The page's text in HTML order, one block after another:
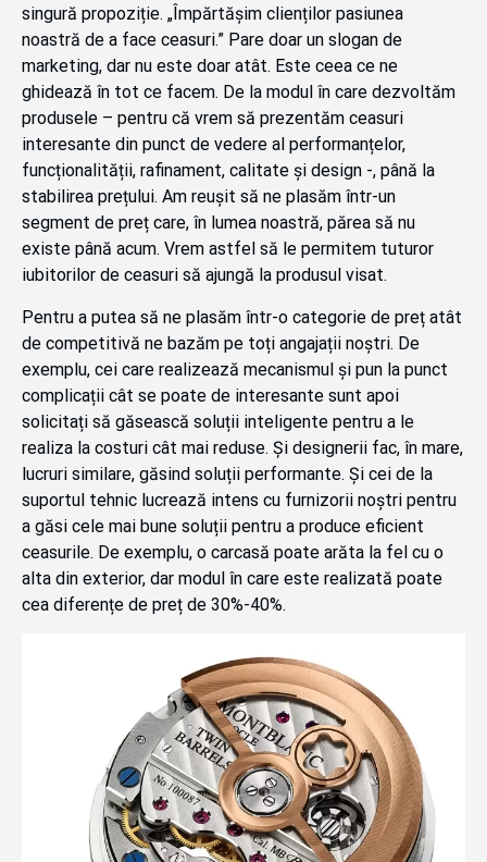
singură propoziție. „Împărtășim clienților pasiunea
noastră de a face ceasuri.” Pare doar un slogan de
marketing, dar nu este doar atât. Este ceea ce ne
ghidează în tot ce facem. De la modul în care dezvoltăm
produsele – pentru că vrem să prezentăm ceasuri
interesante din punct de vedere al performanțelor,
funcționalității, rafinament, calitate și design -, până la
stabilirea prețului. Am reușit să ne plasăm într-un
segment de preț care, în lumea noastră, părea să nu
existe până acum. Vrem astfel să le permitem tuturor
iubitorilor de ceasuri să ajungă la produsul visat.
Pentru a putea să ne plasăm într-o categorie de preț atât
de competitivă ne bazăm pe toți angajații noștri. De
exemplu, cei care realizează mecanismul și pun la punct
complicații cât se poate de interesante sunt apoi
solicitați să găsească soluții inteligente pentru a le
realiza la costuri cât mai reduse. Și designerii fac, în mare,
lucruri similare, găsind soluții performante. Și cei de la
suportul tehnic lucrează intens cu furnizorii noștri pentru
a găsi cele mai bune soluții pentru a produce eficient
ceasurile. De exemplu, o carcasă poate arăta la fel cu o
alta din exterior, dar modul în care este realizată poate
cea diferențe de preț de 30%-40%.